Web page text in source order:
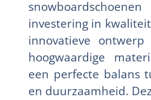
investering in
innovatieve
hoogwaardige
een perfecte balans
en duurzaamheid.